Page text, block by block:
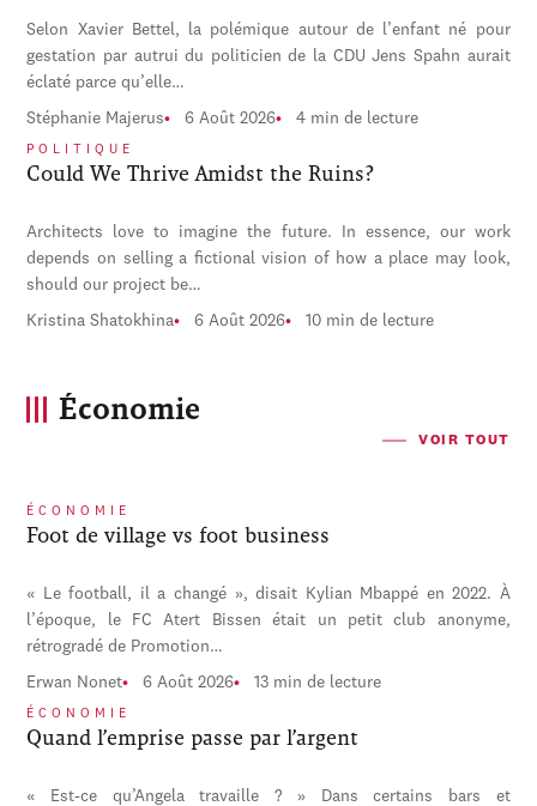
Selon Xavier Bettel, la polémique autour de l’enfant né pour
gestation par autrui du politicien de la CDU Jens Spahn aurait
éclaté parce qu’elle…
Stéphanie Majerus 6 Août 2026 4 min de lecture
POLITIQUE
Could We Thrive Amidst the Ruins?
Architects love to imagine the future. In essence, our work
depends on selling a fictional vision of how a place may look,
should our project be…
Kristina Shatokhina 6 Août 2026 10 min de lecture
Économie
VOIR TOUT
ÉCONOMIE
Foot de village vs foot business
« Le football, il a changé », disait Kylian Mbappé en 2022. À
l’époque, le FC Atert Bissen était un petit club anonyme,
rétrogradé de Promotion…
Erwan Nonet 6 Août 2026 13 min de lecture
ÉCONOMIE
Quand l’emprise passe par l’argent
« Est-ce qu’Angela travaille ? » Dans certains bars et